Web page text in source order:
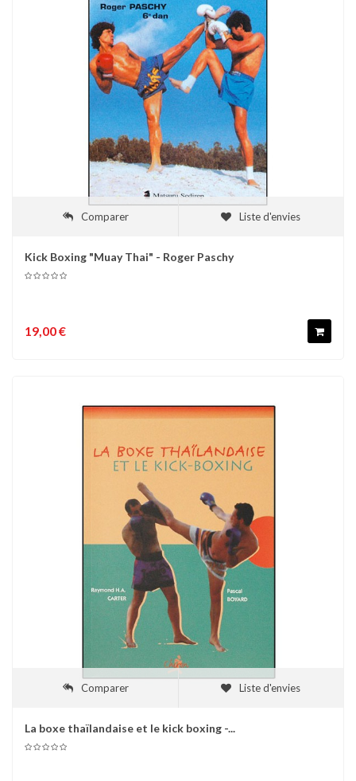
Comparer Liste d'envies
Kick Boxing "Muay Thai" - Roger Paschy
19,00 €
Comparer Liste d'envies
La boxe thaïlandaise et le kick boxing -...